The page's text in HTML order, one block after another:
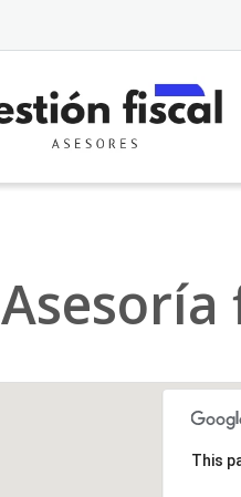
Asesoría
This